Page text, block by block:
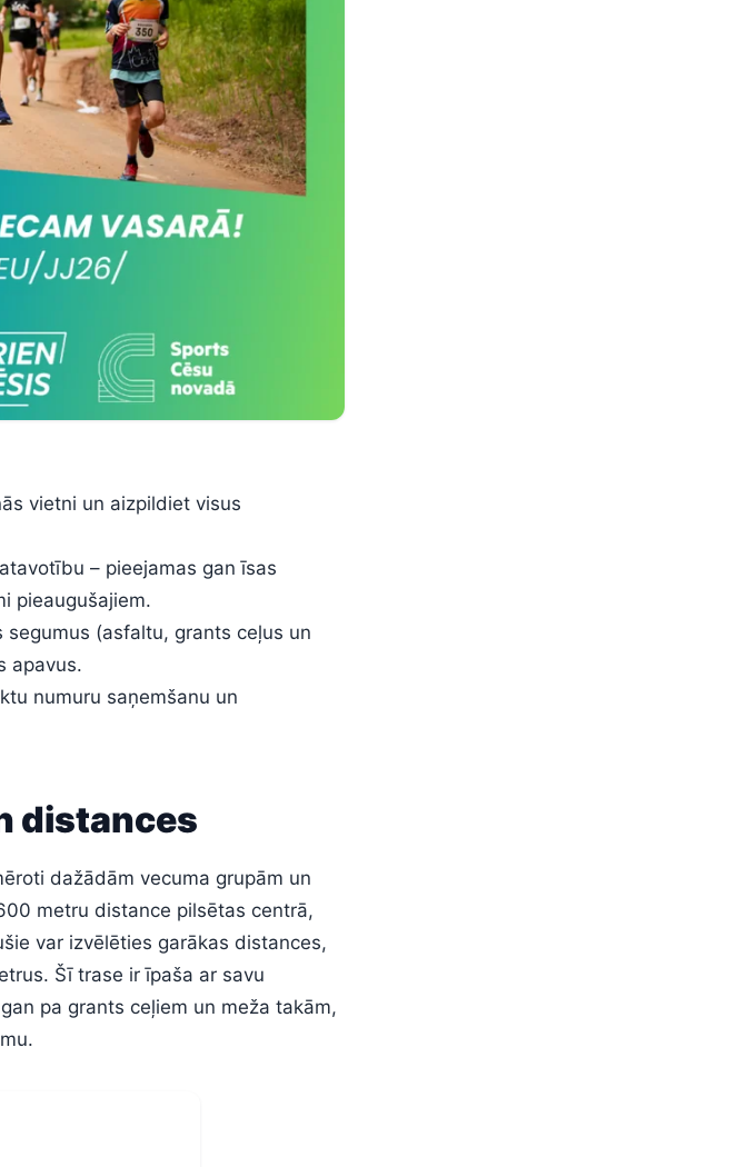
vietni un aizpildiet visus
– pieejamas gan īsas
pieaugušajiem.
(asfaltu, grants ceļus un
apavus.
numuru saņemšanu un
distances
dažādām vecuma grupām un
metru distance pilsētas centrā,
var izvēlēties garākas distances,
Šī trase ir īpaša ar savu
pa grants ceļiem un meža takām,